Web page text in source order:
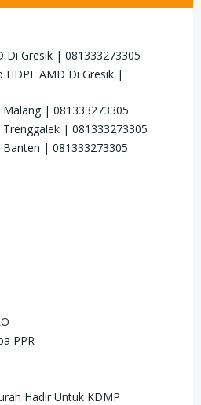
Di Gresik | 081333273305
HDPE AMD Di Gresik |
Malang | 081333273305
| 081333273305
Banten | 081333273305
PPR
Hadir Untuk KDMP